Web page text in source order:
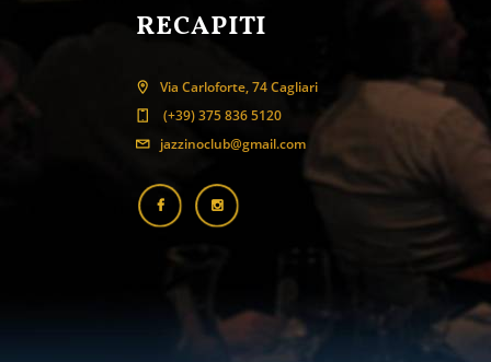
RECAPITI
Via Carloforte, 74 Cagliari
(+39) 375 836 5120
jazzinoclub@gmail.com